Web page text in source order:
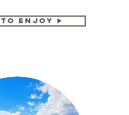
to Enjoy ▶